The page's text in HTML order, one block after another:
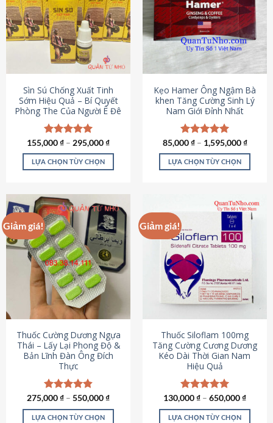
thể.
Các
tùy
chọn
có
thể
được
chọn
trên
trang
sản
phẩm
Sìn Sú Chống Xuất Tinh
Sớm Hiệu Quả – Bí Quyết
Phòng The Của Người Ê Đê
Được xếp
hạng4.95
5 sao
155,000₫ – 295,000₫
LỰA CHỌN TÙY CHỌN
này
có
nhiều
biến
thể.
Các
tùy
chọn
có
thể
chọn
trên
trang
sản
phẩm
Kẹo Hamer Ông Ngậm Bà
khen Tăng Cường Sinh Lý
Nam Giới Đỉnh Nhất
Được xếp
hạng5.00
5 sao
85,000₫– 1,595,000₫
LỰA CHỌN TÙY CHỌN
này
nhiều
biến
tùy
chọn
có
được
chọn
trên
trang
sản
phẩm
Giảm giá!
Thuốc Cường Dương Ngựa
Thái – Lấy Lại Phong Độ &
Bản Lĩnh Đàn Ông Đích
Thực
Được xếp
hạng4.87
5 sao
275,000₫ – 550,000₫
LỰA CHỌN TÙY CHỌN
Giảm giá!
Thuốc Siloflam 100mg
Tăng Cường Cương Dương
Kéo Dài Thời Gian Nam
Hiệu Quả
Được xếp
hạng5.00
5 sao
130,000₫ – 650,000₫
LỰA CHỌN TÙY CHỌN